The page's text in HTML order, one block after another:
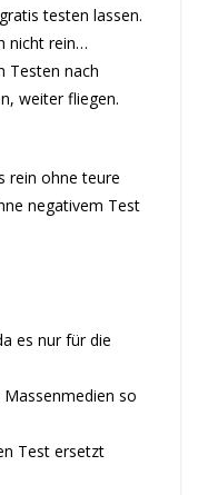
testen lassen.
nicht rein…
Testen nach
weiter fliegen.
rein ohne teure
negativem Test
es nur für die
so
Test ersetzt